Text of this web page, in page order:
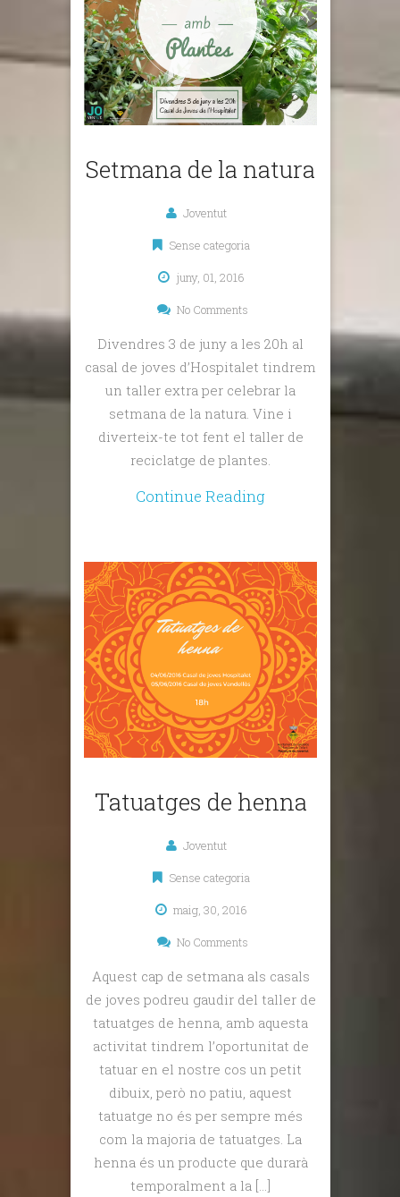
Setmana de la natura
Joventut
Sense categoria
juny, 01, 2016
No Comments
Divendres 3 de juny a les 20h al
casal de joves d’Hospitalet tindrem
un taller extra per celebrar la
setmana de la natura. Vine i
diverteix-te tot fent el taller de
reciclatge de plantes.
Continue Reading
Tatuatges de henna
Joventut
Sense categoria
maig, 30, 2016
No Comments
Aquest cap de setmana als casals
de joves podreu gaudir del taller de
tatuatges de henna, amb aquesta
activitat tindrem l’oportunitat de
tatuar en el nostre cos un petit
dibuix, però no patiu, aquest
tatuatge no és per sempre més
com la majoria de tatuatges. La
henna és un producte que durarà
temporalment a la […]